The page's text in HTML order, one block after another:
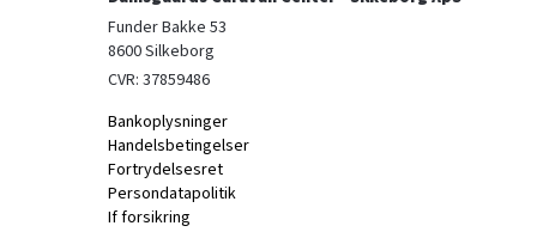
Funder Bakke 53
8600 Silkeborg
CVR: 37859486
Bankoplysninger
Handelsbetingelser
Fortrydelsesret
Persondatapolitik
If forsikring